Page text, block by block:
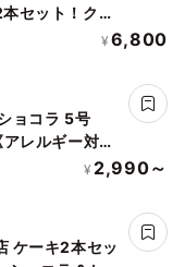
セット！クラ
した。誕生日
¥ 6,800
ョコラ 5号
レルギー対
し》《乳なし》
¥ 2,990～
ケーキ2本セッ